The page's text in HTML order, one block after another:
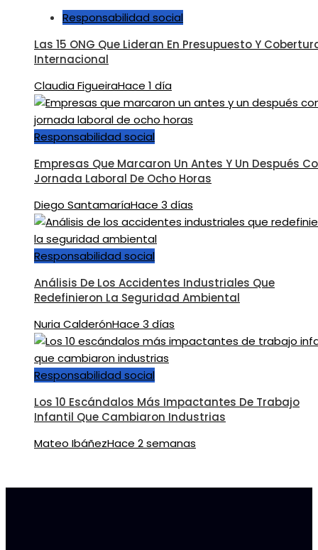
Responsabilidad social
Las 15 ONG Que Lideran En Presupuesto Y
Internacional
Claudia FigueiraHace 1 día
Responsabilidad social
Empresas Que Marcaron Un Antes Y Un Después
Jornada Laboral De Ocho Horas
Diego SantamaríaHace 3 días
Responsabilidad social
Análisis De Los Accidentes Industriales Que
Redefinieron La Seguridad Ambiental
Nuria CalderónHace 3 días
Responsabilidad social
Los 10 Escándalos Más Impactantes De Trabajo
Infantil Que Cambiaron Industrias
Mateo IbáñezHace 2 semanas